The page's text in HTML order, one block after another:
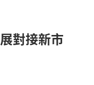
對接新市